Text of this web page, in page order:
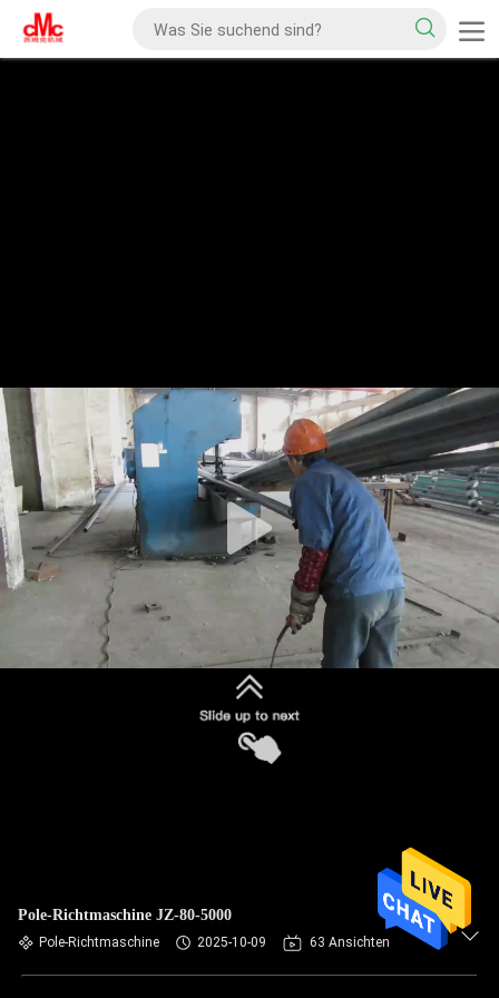
Pole-Richtmaschine JZ-80-5000
Pole-Richtmaschine 2025-10-09 63 Ansichten